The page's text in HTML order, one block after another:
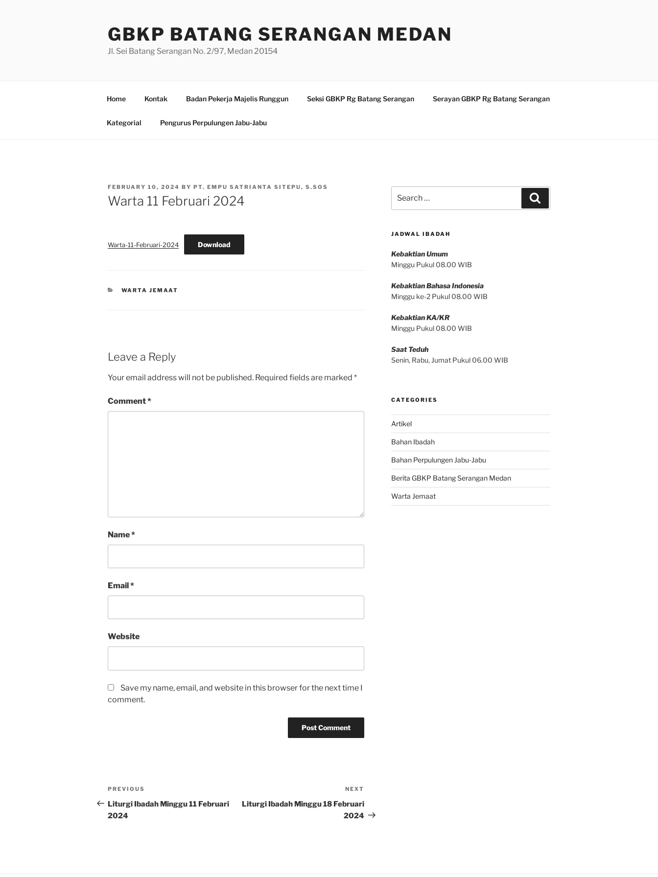
GBKP BATANG SERANGAN MEDAN
Jl. Sei Batang Serangan No. 2/97, Medan 20154
Home Kontak Badan Pekerja Majelis Runggun Seksi GBKP Rg Batang Serangan Serayan GBKP Rg Batang Serangan
Kategorial Pengurus Perpulungen Jabu-Jabu
POSTED
ON
FEBRUARY 10, 2024 BY PT. EMPU SATRIANTA SITEPU, S.SOS
Warta 11 Februari 2024
Warta-11-Februari-2024 Download
CATEGORIES
WARTA JEMAAT
Leave a Reply
Your email address will not be published. Required fields are marked *
Comment*
Name*
Email*
Website
Save my name, email, and website in this browser for the next time I
comment.
Post
navigation
Previous
Post
PREVIOUS
Liturgi Ibadah Minggu 11 Februari
2024
Post
NEXT
Liturgi Ibadah Minggu 18 Februari
2024
for:
JADWAL IBADAH
Kebaktian Umum
Minggu Pukul 08.00 WIB
Kebaktian Bahasa Indonesia
Minggu ke-2 Pukul 08.00 WIB
Kebaktian KA/KR
Minggu Pukul 08.00 WIB
Saat Teduh
Senin, Rabu, Jumat Pukul 06.00 WIB
CATEGORIES
Artikel
Bahan Ibadah
Bahan Perpulungen Jabu-Jabu
Berita GBKP Batang Serangan Medan
Warta Jemaat